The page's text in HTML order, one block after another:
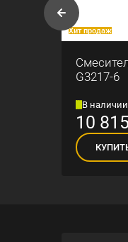
Хит продаж
G3217-6
В наличии
10 815